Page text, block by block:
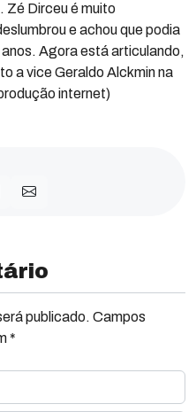
Zé Dirceu é muito
e achou que podia
Agora está articulando,
a vice Geraldo Alckmin na
internet)
publicado. Campos
*